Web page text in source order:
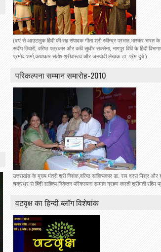
(वाएं से आउटलुक हिंदी की सह संपादक गीता श्री,रवीन्द्र प्रभात,भास्कर भारत
संदीप तिवारी, वरिष्ठ पत्रकार और कवि सुधीर सक्सेना, नागपुर विवि के हिंदी
प्रमोद शर्मा,कथाकार संतोष श्रीवास्तव और जनवादी लेखक डा. प्रेम दुबे )
परिकल्पना सम्मान समारोह-2010
उत्तराखंड के मुख्य मंत्री श्री निशंक,वरिष्ठ साहित्यकार डा. राम दरस मिश्र और
चक्रधर से हिंदी साहित्य निकेतन परिकल्पना सम्मान ग्रहण करती श्रीमती रश्मि
वटवृक्ष का हिन्दी ब्लॉग विशेषांक